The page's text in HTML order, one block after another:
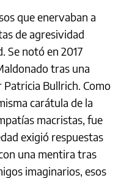
que enervaban a
de agresividad
Se notó en 2017
tras una
Bullrich. Como
carátula de la
macristas, fue
exigió respuestas
una mentira tras
imaginarios, esos